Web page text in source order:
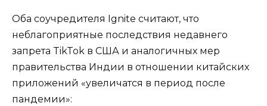
Оба соучредителя Ignite считают, что
неблагоприятные последствия недавнего
запрета TikTok в США и аналогичных мер
правительства Индии в отношении китайских
приложений «увеличатся в период после
пандемии»: